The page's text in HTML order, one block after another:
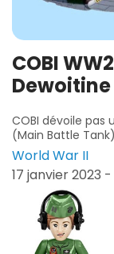
COBI
Dewoitine
COBI dévoile pas
(Main Battle
World War II
17 janvier 2023